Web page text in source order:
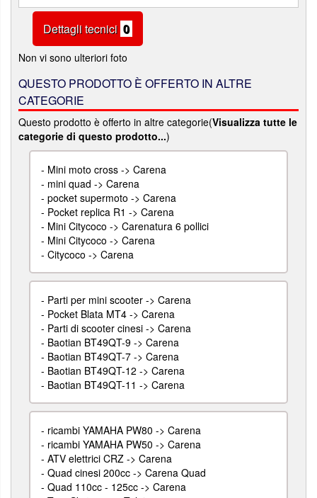
Dettagli tecnici 0
Non vi sono ulteriori foto
QUESTO PRODOTTO È OFFERTO IN ALTRE
CATEGORIE
Questo prodotto è offerto in altre categorie(Visualizza tutte le
categorie di questo prodotto...)
- Mini moto cross -> Carena
- mini quad -> Carena
- pocket supermoto -> Carena
- Pocket replica R1 -> Carena
- Mini Citycoco -> Carenatura 6 pollici
- Mini Citycoco -> Carena
- Citycoco -> Carena
- Parti per mini scooter -> Carena
- Pocket Blata MT4 -> Carena
- Parti di scooter cinesi -> Carena
- Baotian BT49QT-9 -> Carena
- Baotian BT49QT-7 -> Carena
- Baotian BT49QT-12 -> Carena
- Baotian BT49QT-11 -> Carena
- ricambi YAMAHA PW80 -> Carena
- ricambi YAMAHA PW50 -> Carena
- ATV elettrici CRZ -> Carena
- Quad cinesi 200cc -> Carena Quad
- Quad 110cc - 125cc -> Carena